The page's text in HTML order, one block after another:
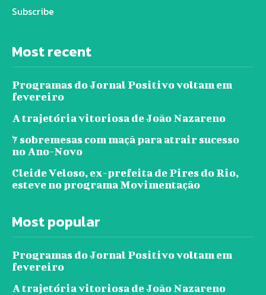
Subscribe
Most recent
Programas do Jornal Positivo voltam em
fevereiro
A trajetória vitoriosa de João Nazareno
7 sobremesas com maçã para atrair sucesso
no Ano-Novo
Cleide Veloso, ex-prefeita de Pires do Rio,
esteve no programa Movimentação
Most popular
Programas do Jornal Positivo voltam em
fevereiro
A trajetória vitoriosa de João Nazareno